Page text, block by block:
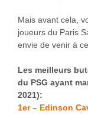
Mais avant cela,
joueurs du Paris
envie de venir à
Les meilleurs
du PSG ayant
2021):
1er – Edinson